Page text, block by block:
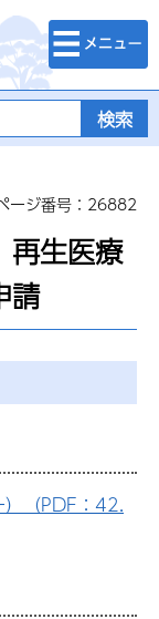
検索・メニュ
ー
ージ番号：26882
再生医療
請
）（PDF：42.